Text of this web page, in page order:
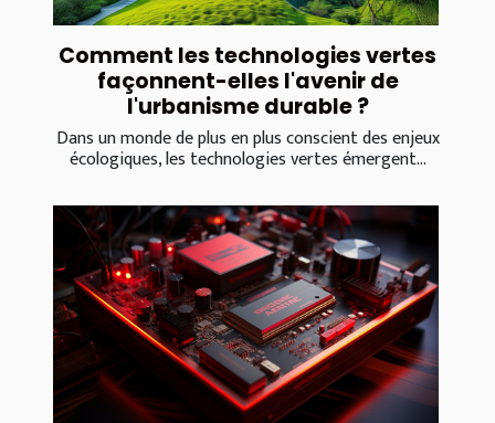
Comment les technologies vertes
façonnent-elles l'avenir de
l'urbanisme durable ?
Dans un monde de plus en plus conscient des enjeux
écologiques, les technologies vertes émergent...